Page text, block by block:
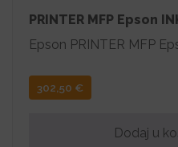
PRINTER MFP Epson
Epson PRINTER MFP
302,50 €
Dodaj u